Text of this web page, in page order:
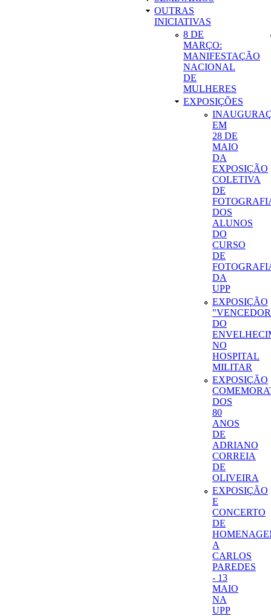
OUTRAS
INICIATIVAS
8 DE
MARÇO:
MANIFESTAÇÃO
NACIONAL
DE
MULHERES
EXPOSIÇÕES
EM
28 DE
MAIO
DA
EXPOSIÇÃO
COLETIVA
DE
DOS
ALUNOS
DO
CURSO
DE
DA
UPP
EXPOSIÇÃO
DO
NO
HOSPITAL
MILITAR
EXPOSIÇÃO
DOS
80
ANOS
DE
ADRIANO
CORREIA
DE
OLIVEIRA
EXPOSIÇÃO
E
CONCERTO
DE
A
CARLOS
PAREDES
- 13
MAIO
NA
UPP